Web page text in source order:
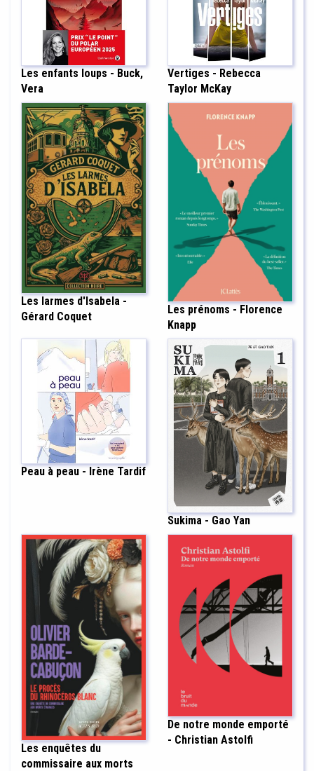
Les enfants loups - Buck,
Vera
Vertiges - Rebecca
Taylor McKay
Les larmes d'Isabela -
Gérard Coquet
Les prénoms - Florence
Knapp
Peau à peau - Irène Tardif
Sukima - Gao Yan
Les enquêtes du
commissaire aux morts
De notre monde emporté
- Christian Astolfi